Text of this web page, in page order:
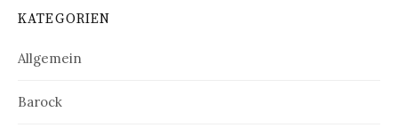
KATEGORIEN
Allgemein
Barock